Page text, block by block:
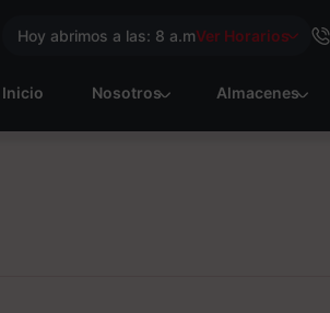
Hoy abrimos a las: 8 a.mVer Horarios
Inicio Nosotros Almacenes